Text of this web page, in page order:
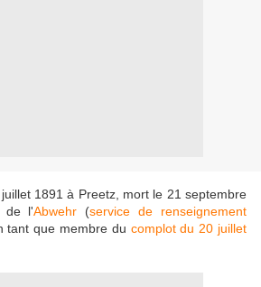
1891 à Preetz, mort le 21 septembre
de l'Abwehr (service de renseignement
tant que membre du complot du 20 juillet